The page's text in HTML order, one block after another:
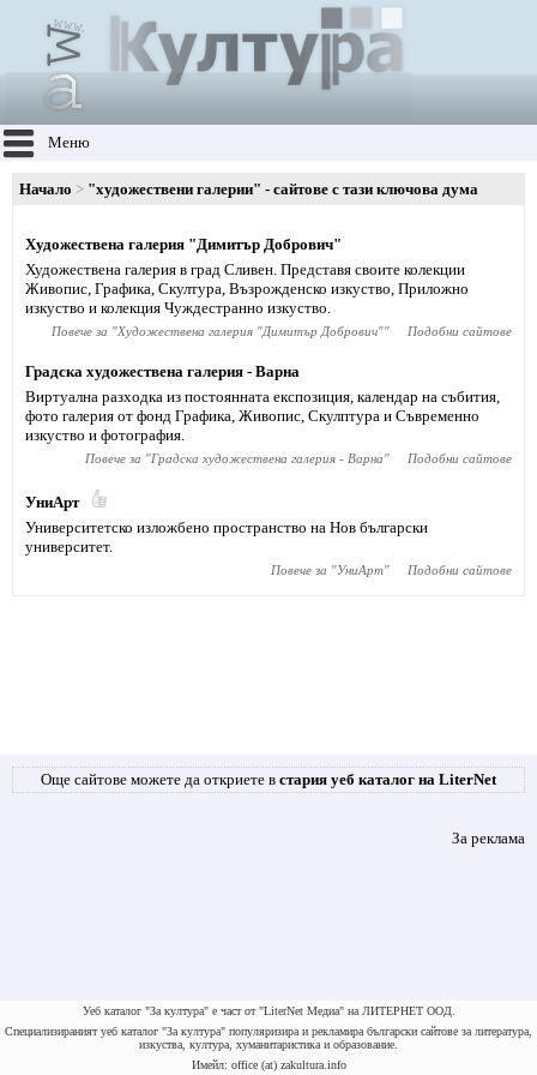
Меню
Начало "художествени галерии" - сайтове с тази ключова дума
Художествена галерия "Димитър Добрович"
Художествена галерия в град Сливен. Представя своите колекции
Живопис, Графика, Скултура, Възрожденско изкуство, Приложно
изкуство и колекция Чуждестранно изкуство.
Повече за "Художествена галерия "Димитър Добрович"" Подобни сайтове
Градска художествена галерия - Варна
Виртуална разходка из постоянната експозиция, календар на събития,
фото галерия от фонд Графика, Живопис, Скулптура и Съвременно
изкуство и фотография.
Повече за "Градска художествена галерия - Варна" Подобни сайтове
УниАрт
Университетско изложбено пространство на Нов български
университет.
Повече за "УниАрт" Подобни сайтове
Още сайтове можете да откриете в стария уеб каталог на LiterNet
За реклама
Уеб каталог "За култура" е част от "LiterNet Медиа" на ЛИТЕРНЕТ ООД.
Специализираният уеб каталог "За култура" популяризира и рекламира български сайтове за литература,
изкуства, култура, хуманитаристика и образование.
Имейл: office (at) zakultura.info